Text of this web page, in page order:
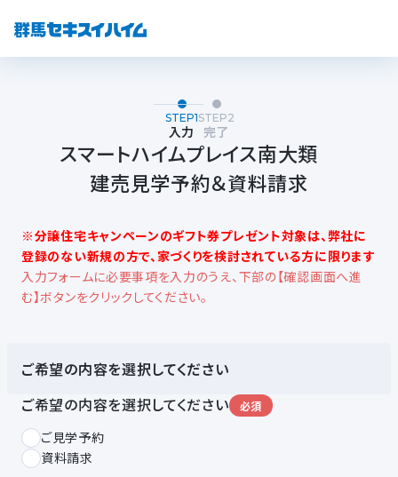
STEP1
入力
STEP2
完了
スマートハイムプレイス南大類
建売見学予約＆資料請求
※分譲住宅キャンペーンのギフト券プレゼント対象は、弊社に
登録のない新規の方で、家づくりを検討されている方に限ります
入力フォームに必要事項を入力のうえ、下部の【確認画面へ進
む】ボタンをクリックしてください。
ご希望の内容を選択してください
必須
ご希望の内容を選択してください
ご見学予約
資料請求